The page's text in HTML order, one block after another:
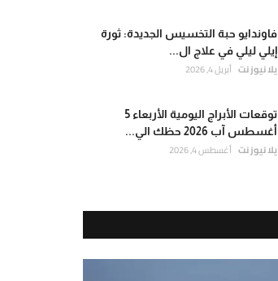
فاوندايو حبة التخسيس الجديدة: ثورة
إيلي ليلي في علاج ال...
يلا نيوز نت أبريل 4, 2026
توقعات الأبراج اليومية الأربعاء 5
أغسطس آب 2026 حظك الي...
يلا نيوز نت أغسطس 4, 2026